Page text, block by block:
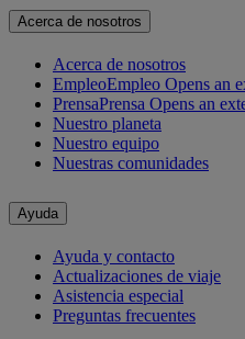
Acerca de nosotros
Acerca de nosotros
EmpleoEmpleo Opens an
PrensaPrensa Opens an
Nuestro planeta
Nuestro equipo
Nuestras comunidades
Ayuda
Ayuda y contacto
Actualizaciones de viaje
Asistencia especial
Preguntas frecuentes